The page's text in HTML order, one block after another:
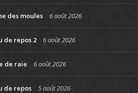
des moules 6 août 2026
de repos 2 6 août 2026
de raie 6 août 2026
de repos 5 août 2026